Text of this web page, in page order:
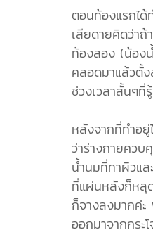
ตอนท้องแรกได้
เสียดายคิดว่า
ท้องสอง (น้อง
คลอดมาแล้วตั้
ช่วงเวลาสั้นๆ
หลังจากที่ทำอ
ว่าร่างกายคว
น้ำนมที่ทาผิวแ
ที่แผ่นหลังก็หลุ
ก็จางลงมากค่ะ
ออกมาจากกร